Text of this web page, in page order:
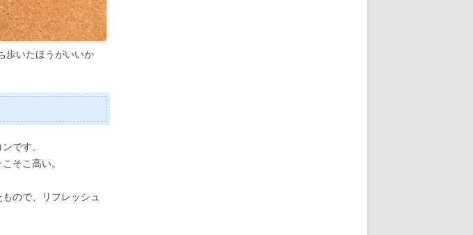
歩いたほうがいいか
です。
そこ高い。
ので、リフレッシュ